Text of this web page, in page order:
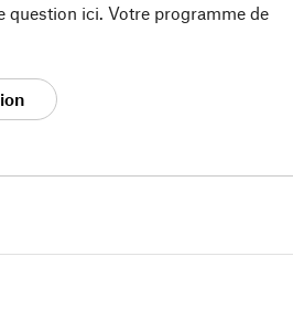
question ici. Votre programme de